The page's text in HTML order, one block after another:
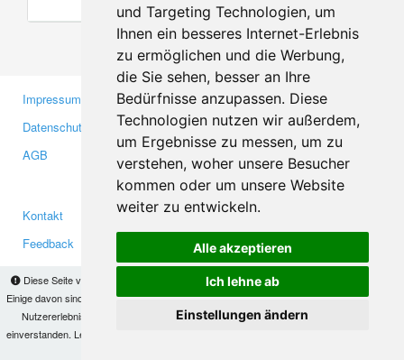
und Targeting Technologien, um
Ihnen ein besseres Internet-Erlebnis
zu ermöglichen und die Werbung,
die Sie sehen, besser an Ihre
Bedürfnisse anzupassen. Diese
Technologien nutzen wir außerdem,
um Ergebnisse zu messen, um zu
verstehen, woher unsere Besucher
kommen oder um unsere Website
weiter zu entwickeln.
Alle akzeptieren
Ich lehne ab
Einstellungen ändern
Diese Seite verwendet Cookies, um Informationen auf Ihrem Computer zu speichern.
Einige davon sind notwendig, damit unsere Seite funktioniert, andere helfen uns dabei, das
Nutzererlebnis zu verbessern. Mit der Nutzung dieser Seite erklären Sie sich damit
einverstanden. Lesen Sie unsere
Impressum
Datenschutzerklärung
AGB
Gewerbetreibende
Investoren
Medien
Kontakt
Feedback
Facebook
Twitter
YouTube
Google+